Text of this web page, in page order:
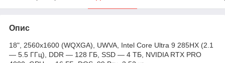
Опис
18", 2560x1600 (WQXGA), UWVA, Intel Core Ultra 9 285HX (2.1
— 5.5 ГГц), DDR — 128 ГБ, SSD — 4 ТБ, NVIDIA RTX PRO